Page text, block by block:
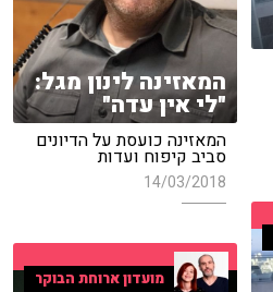
המאזינה לינון מגל:
"לי אין עדה"
המאזינה כועסת על הדיונים
סביב קיפוח ועדות
14/03/2018
מועדון ארוחת הבוקר